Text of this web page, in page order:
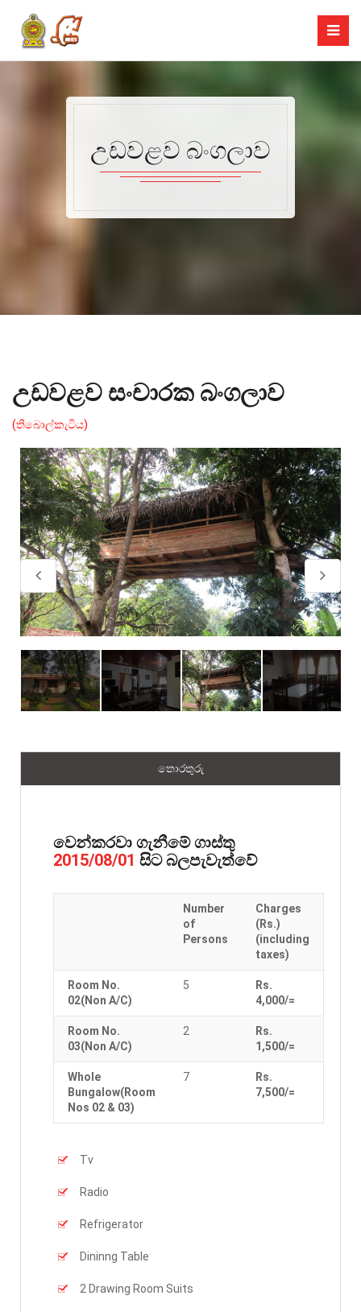
උඩවළව බංගලාව
උඩවළව සංචාරක බංගලාව
(තිබොල්කැටිය)
තොරතුරු
වෙන්කරවා ගැනීමේ ගාස්තු
2015/08/01 සිට බලපැවැත්වේ
Number
of
Persons
Charges
(Rs.)
(including
taxes)
Room No.
02(Non A/C)
5
Rs.
4,000/=
Room No.
03(Non A/C)
2
Rs.
1,500/=
Whole
Bungalow(Room
Nos 02 & 03)
7
Rs.
7,500/=
Tv
Radio
Refrigerator
Dininng Table
2 Drawing Room Suits